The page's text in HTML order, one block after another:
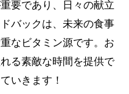
要であり、日々の献立
バックは、未来の食事
なビタミン源です。お
る素敵な時間を提供で
いきます！